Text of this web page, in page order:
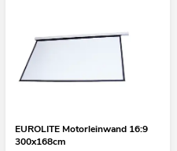
EUROLITE Motorleinwand 16:9
300x168cm